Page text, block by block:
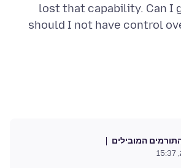
lost that capability. Can I
should I not have control